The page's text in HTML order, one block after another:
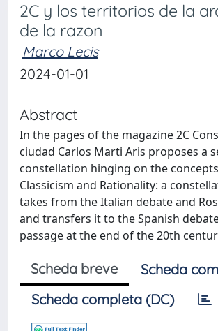
2C y los territorios de la
de la razon
Marco Lecis
2024-01-01
Abstract
In the pages of the magazine 2C
ciudad Carlos Marti Aris proposes a
constellation hinging on the
Classicism and Rationality: a
takes from the Italian debate and
and transfers it to the Spanish
passage at the end of the 20th
Scheda breve
Scheda
Scheda completa (DC)